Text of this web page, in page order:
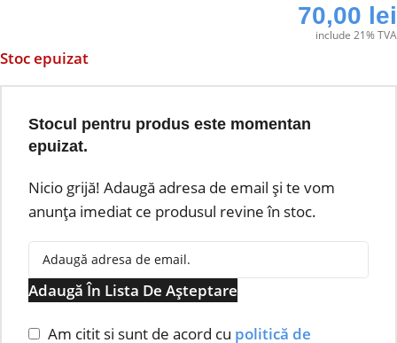
70,00 lei
include 21% TVA
Stoc epuizat
Stocul pentru produs este momentan
epuizat.
Nicio grijă! Adaugă adresa de email și te vom
anunța imediat ce produsul revine în stoc.
Adaugă În Lista De Așteptare
Am citit si sunt de acord cu politică de